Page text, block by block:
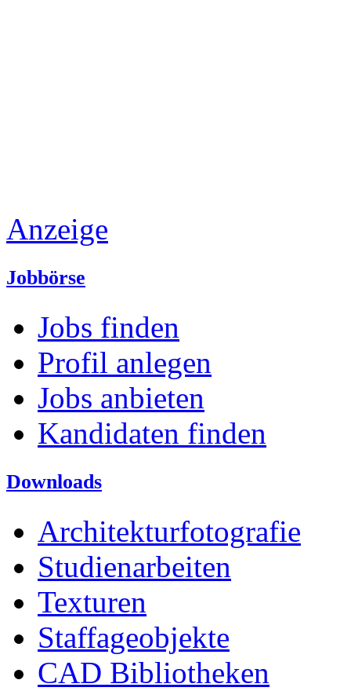
Anzeige
Jobbörse
Jobs finden
Profil anlegen
Jobs anbieten
Kandidaten finden
Downloads
Architekturfotografie
Studienarbeiten
Texturen
Staffageobjekte
CAD Bibliotheken